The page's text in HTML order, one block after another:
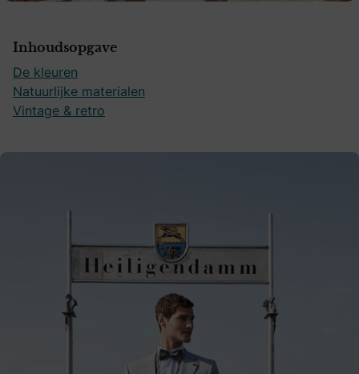
Inhoudsopgave
De kleuren
Natuurlijke materialen
Vintage & retro